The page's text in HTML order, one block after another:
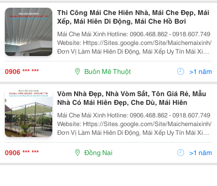
Thi Công Mái Che Hiên Nhà, Mái Che Đẹp, Mái
Xếp, Mái Hiên Di Động, Mái Che Hồ Bơi
Mái Che Mái Xinh Hotline: 0906.468.862 - 0918.607.749
Website: Https://Sites.google.com/Site/Maichemaixinh/
Đơn Vị Làm Mái Hiên Di Động, Mái Xếp Uy Tín Mái Xinh
Là Đơn Vị Tiên Phong Hàng Đầu Trong Việc Sản Xuất,
Cung Cấp Các Dòng Sản Phẩm
0906 *** *** Buôn Mê Thuột >1 năm
Vòm Nhà Đẹp, Nhà Vòm Sắt, Tôn Giá Rẻ, Mẫu
Nhà Có Mái Hiên Đẹp, Che Dù, Mái Hiên
Mái Che Mái Xinh Hotline: 0906.468.862 - 0918.607.749
Website: Https://Sites.google.com/Site/Maichemaixinh/
Đơn Vị Làm Mái Hiên Di Động, Mái Xếp Uy Tín Mái Xinh
Là Đơn Vị Tiên Phong Hàng Đầu Trong Việc Sản Xuất,
Cung Cấp Các Dòng Sản Phẩm
0906 *** *** Đồng Nai >1 năm